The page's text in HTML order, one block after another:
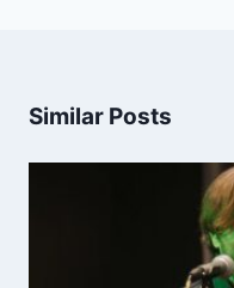
Similar Posts